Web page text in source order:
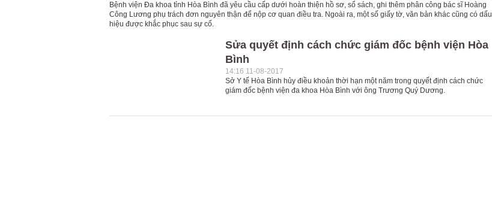
Bệnh viện Đa khoa tỉnh Hòa Bình đã yêu cầu cấp dưới hoàn thiện hồ sơ, sổ sách, ghi thêm phân công bác sĩ Hoàng
Công Lương phụ trách đơn nguyên thận để nộp cơ quan điều tra. Ngoài ra, một số giấy tờ, văn bản khác cũng có dấu
hiệu được khắc phục sau sự cố.
Sửa quyết định cách chức giám đốc bệnh viện Hòa
Bình
14:16 11-08-2017
Sở Y tế Hòa Bình hủy điều khoản thời hạn một năm trong quyết định cách chức
giám đốc bệnh viện đa khoa Hòa Bình với ông Trương Quý Dương.